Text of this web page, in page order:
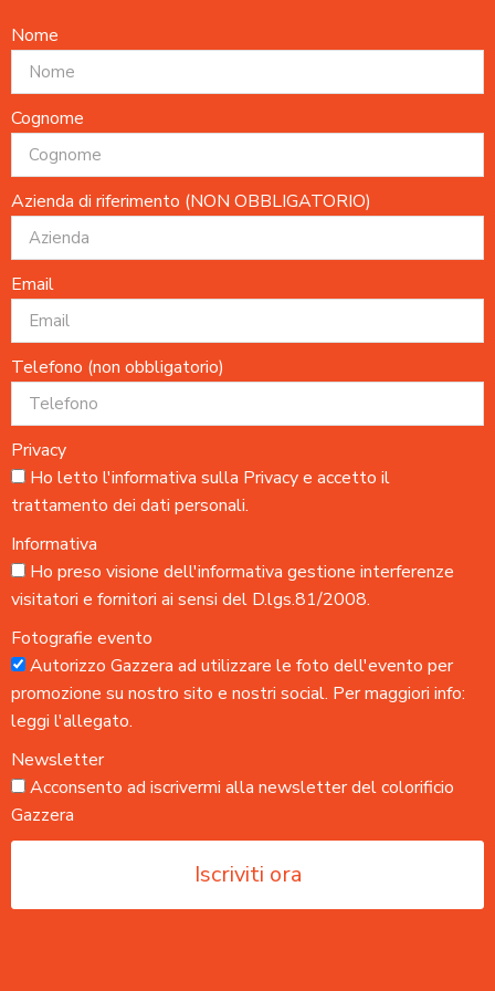
Nome
Cognome
Azienda di riferimento (NON OBBLIGATORIO)
Email
Telefono (non obbligatorio)
Privacy
Ho letto l'informativa sulla Privacye accetto il
trattamento dei dati personali.
Informativa
Ho preso visione dell'informativa gestione interferenze
visitatori e fornitori ai sensi del D.lgs.81/2008.
Fotografie evento
Autorizzo Gazzera ad utilizzare le foto dell'evento per
promozione su nostro sito e nostri social. Per maggiori info:
leggi l'allegato.
Newsletter
Acconsento ad iscrivermi alla newsletter del colorificio
Gazzera
Iscriviti ora